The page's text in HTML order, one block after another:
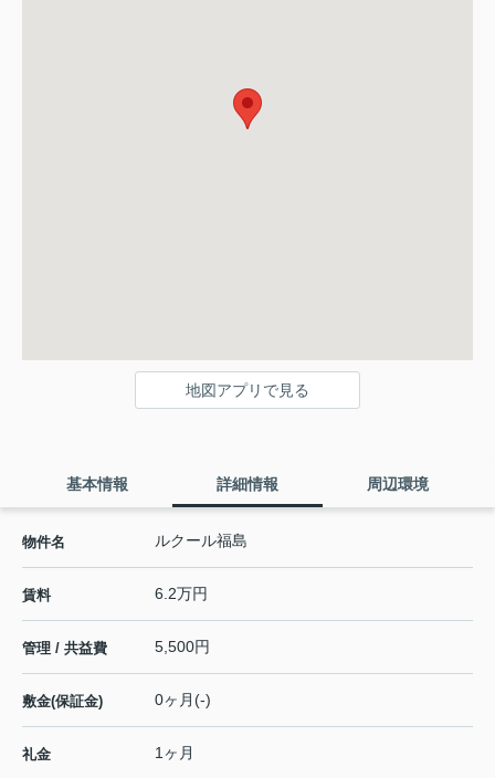
地図アプリで見る
基本情報 詳細情報 周辺環境
物件名 ルクール福島
賃料 6.2万円
管理 / 共益費 5,500円
敷金(保証金) 0ヶ月(-)
礼金 1ヶ月